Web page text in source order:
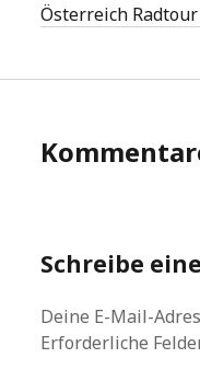
Österreich
Schreibe
Deine E-Mail-
Erforderliche